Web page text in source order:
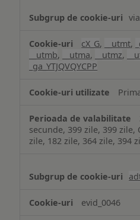
cX_G, __utmt,
__utmb, __utma, __utmz,
_ga_YTJQVQYCPP
secunde, 399 zile, 399 zile,
zile, 182 zile, 364 zile, 394
evid_0046